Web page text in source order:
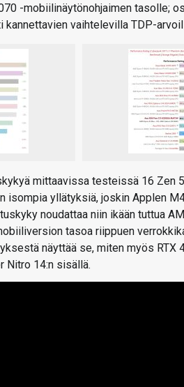
-mobiilinäytönohjaimen tasolle;
vaihtelevilla TDP-
mittaavissa testeissä 16 Zen
isompia yllätyksiä, joskin Applen
noudattaa niin ikään tuttua
tasoa riippuen
näyttää se, miten myös RTX
Nitro 14:n sisällä.